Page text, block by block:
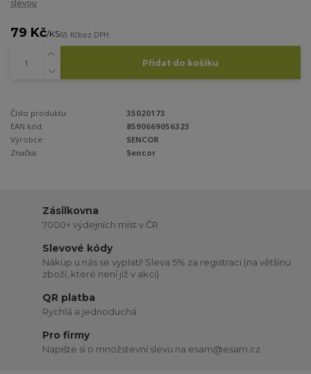
slevou
79 Kč/KS65 Kčbez DPH
Přidat do košíku
Číslo produktu:
35020173
EAN kód:
8590669056323
Výrobce:
SENCOR
Značka:
Sencor
Zásilkovna
7000+ výdejních míst v ČR
Slevové kódy
Nákup u nás se vyplatí! Sleva 5% za registraci (na většinu
zboží, které není již v akci)
QR platba
Rychlá a jednoduchá
Pro firmy
Napište si o množstevní slevu na esam@esam.cz